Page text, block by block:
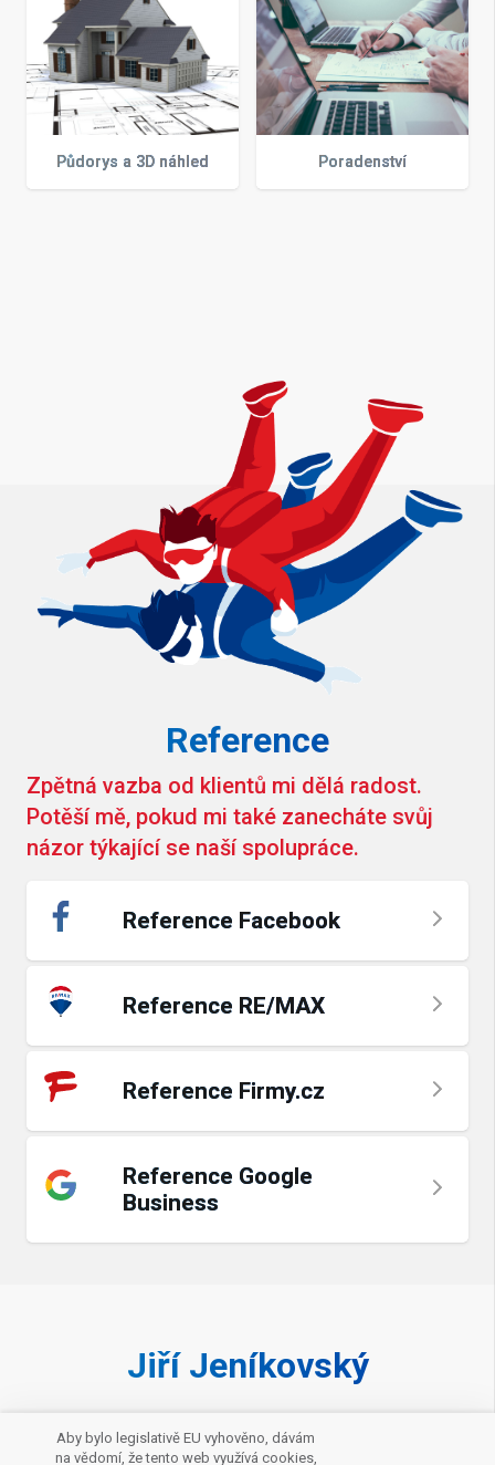
Půdorys a 3D náhled Poradenství
Reference
Zpětná vazba od klientů mi dělá radost.
Potěší mě, pokud mi také zanecháte svůj
názor týkající se naší spolupráce.
Reference Facebook
Reference RE/MAX
Reference Firmy.cz
Reference Google
Business
Jiří Jeníkovský
Zavolat makléři
Aby bylo legislativě EU vyhověno, dávám
na vědomí, že tento web využívá cookies,